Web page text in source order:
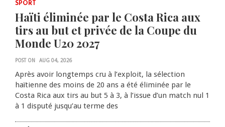
SPORT
Haïti éliminée par le Costa Rica aux
tirs au but et privée de la Coupe du
Monde U20 2027
POST ON AUG 04, 2026
Après avoir longtemps cru à l’exploit, la sélection
haïtienne des moins de 20 ans a été éliminée par le
Costa Rica aux tirs au but 5 à 3, à l’issue d’un match nul 1
à 1 disputé jusqu’au terme des